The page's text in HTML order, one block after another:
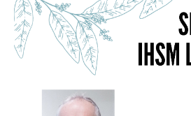
EL IHSM
INVESTIGACIÓN
SERVICIOS
FORMACIÓN/SEMINARIOS